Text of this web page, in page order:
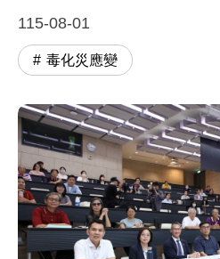
115-08-01
毒化災應變